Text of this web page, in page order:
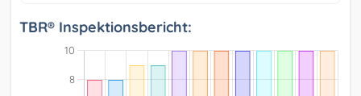
TBR® Inspektionsbericht: